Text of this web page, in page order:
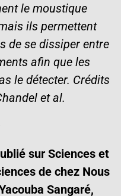
le moustique
ils permettent
de se dissiper entre
afin que les
le détecter. Crédits
et al.
sur Sciences et
de chez Nous
Sangaré,